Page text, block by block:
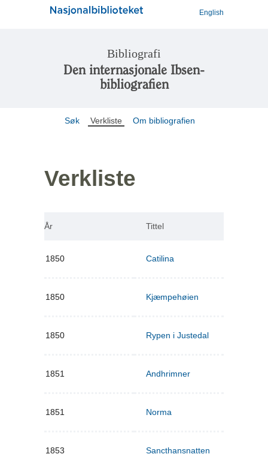
English
Bibliografi
Den internasjonale Ibsen-
bibliografien
Søk Verkliste Om bibliografien
Verkliste
År Tittel
1850 Catilina
1850 Kjæmpehøien
1850 Rypen i Justedal
1851 Andhrimner
1851 Norma
1853 Sancthansnatten